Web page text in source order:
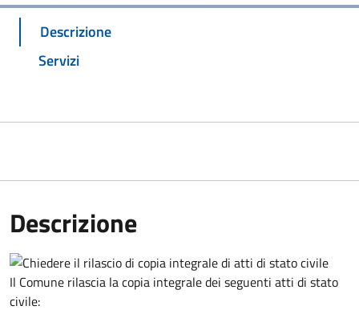
Descrizione
Servizi
Descrizione
Il Comune rilascia la copia integrale dei seguenti atti di stato
civile: